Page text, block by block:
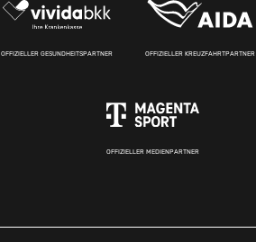
OFFIZIELLER GESUNDHEITSPARTNER OFFIZIELLER KREUZFAHRTPARTNER
OFFIZIELLER MEDIENPARTNER